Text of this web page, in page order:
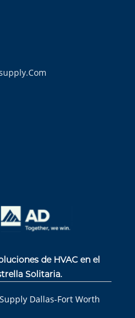
de HVAC en el
Solitaria.
Dallas-Fort Worth